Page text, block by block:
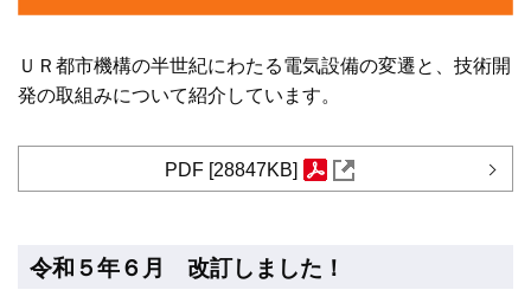
ＵＲ都市機構の半世紀にわたる電気設備の変遷と、技術開
発の取組みについて紹介しています。
PDF [28847KB]
令和５年６月 改訂しました！